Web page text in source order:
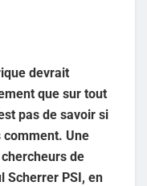
devrait
que sur tout
pas de savoir si
comment. Une
de
Scherrer PSI, en